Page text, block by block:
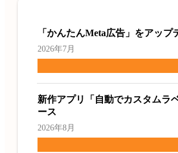
「かんたんMeta広告」をアップ
2026年7月
新作アプリ「自動でカスタムラ
ース
2026年8月